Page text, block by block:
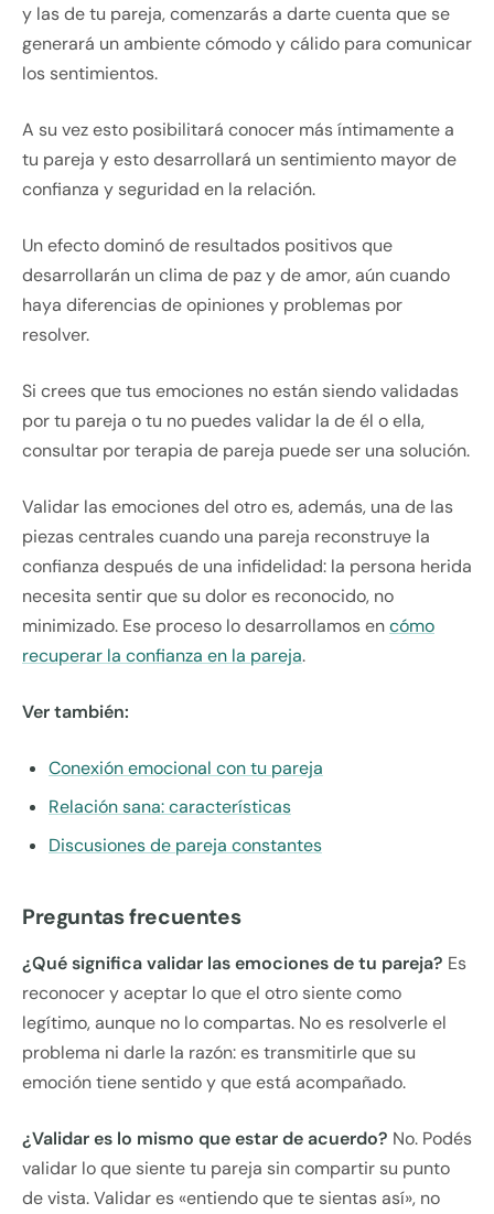
y las de tu pareja, comenzarás a darte cuenta que se
generará un ambiente cómodo y cálido para comunicar
los sentimientos.
A su vez esto posibilitará conocer más íntimamente a
tu pareja y esto desarrollará un sentimiento mayor de
confianza y seguridad en la relación.
Un efecto dominó de resultados positivos que
desarrollarán un clima de paz y de amor, aún cuando
haya diferencias de opiniones y problemas por
resolver.
Si crees que tus emociones no están siendo validadas
por tu pareja o tu no puedes validar la de él o ella,
consultar por terapia de pareja puede ser una solución.
Validar las emociones del otro es, además, una de las
piezas centrales cuando una pareja reconstruye la
confianza después de una infidelidad: la persona herida
necesita sentir que su dolor es reconocido, no
minimizado. Ese proceso lo desarrollamos encómo
recuperar la confianza en la pareja.
Ver también:
Conexión emocional con tu pareja
Relación sana: características
Discusiones de pareja constantes
Preguntas frecuentes
¿Qué significa validar las emociones de tu pareja? Es
reconocer y aceptar lo que el otro siente como
legítimo, aunque no lo compartas. No es resolverle el
problema ni darle la razón: es transmitirle que su
emoción tiene sentido y que está acompañado.
¿Validar es lo mismo que estar de acuerdo? No. Podés
validar lo que siente tu pareja sin compartir su punto
de vista. Validar es «entiendo que te sientas así», no